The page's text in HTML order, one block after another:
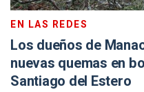
EN LAS REDES
Los dueños de
nuevas quemas en
Santiago del Estero